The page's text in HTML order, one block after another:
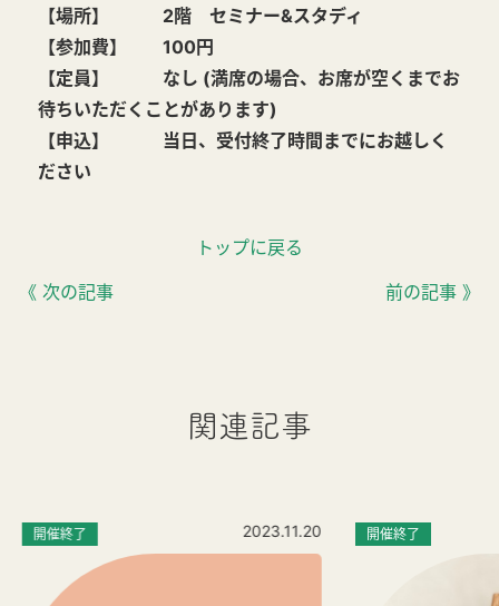
【場所】 2階 セミナー&スタディ
【参加費】 100円
【定員】 なし (満席の場合、お席が空くまでお
待ちいただくことがあります)
【申込】 当日、受付終了時間までにお越しく
ださい
《 次の記事
トップに戻る
前の記事 》
関連記事
開催終了 2023.11.20 開催終了